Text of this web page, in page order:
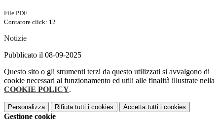
File PDF
Contatore click: 12
Notizie
Pubblicato il 08-09-2025
Questo sito o gli strumenti terzi da questo utilizzati si avvalgono di
cookie necessari al funzionamento ed utili alle finalità illustrate nella
COOKIE POLICY.
Personalizza Rifiuta tutti i cookies Accetta tutti i cookies
Gestione cookie